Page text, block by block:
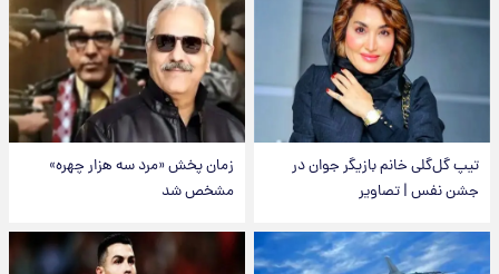
تیپ گل‌گلی خانم بازیگر جوان در
جشن نفس | تصاویر
زمان پخش «مرد سه هزار چهره»
مشخص شد